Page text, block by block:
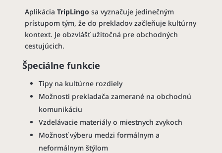
Aplikácia TripLingo sa vyznačuje jedinečným
prístupom tým, že do prekladov začleňuje kultúrny
kontext. Je obzvlášť užitočná pre obchodných
cestujúcich.
Špeciálne funkcie
Tipy na kultúrne rozdiely
Možnosti prekladača zamerané na obchodnú
komunikáciu
Vzdelávacie materiály o miestnych zvykoch
Možnosť výberu medzi formálnym a
neformálnym štýlom